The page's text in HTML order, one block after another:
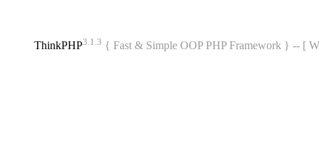
ThinkPHP3.1.3 { Fast & Simple OOP PHP Framework } -- [